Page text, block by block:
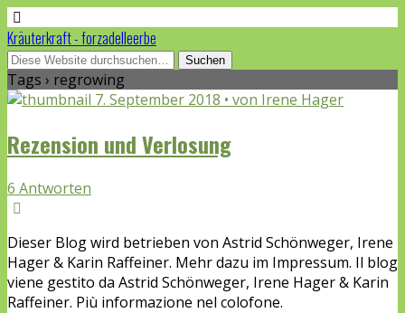
Kräuterkraft - forzadelleerbe
Tags › regrowing
7. September 2018 • von Irene Hager
Rezension und Verlosung
6 Antworten
Dieser Blog wird betrieben von Astrid Schönweger, Irene
Hager & Karin Raffeiner. Mehr dazu im Impressum. Il blog
viene gestito da Astrid Schönweger, Irene Hager & Karin
Raffeiner. Più informazione nel colofone.